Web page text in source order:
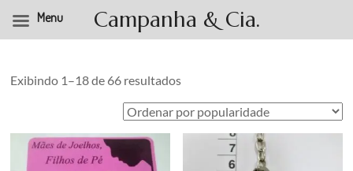
Exibindo 1–18 de 66 resultadosClassificado
popularidade
Menu Campanha & Cia.